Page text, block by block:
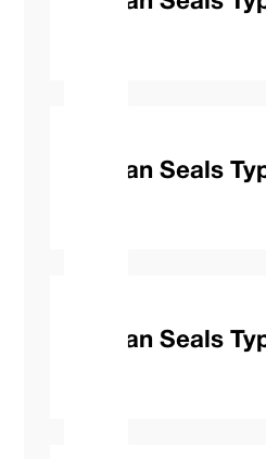
Vulcan Seals
Vulcan Seals